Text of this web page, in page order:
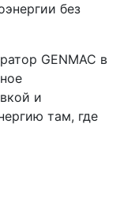
без
GENMAC в
и
там, где